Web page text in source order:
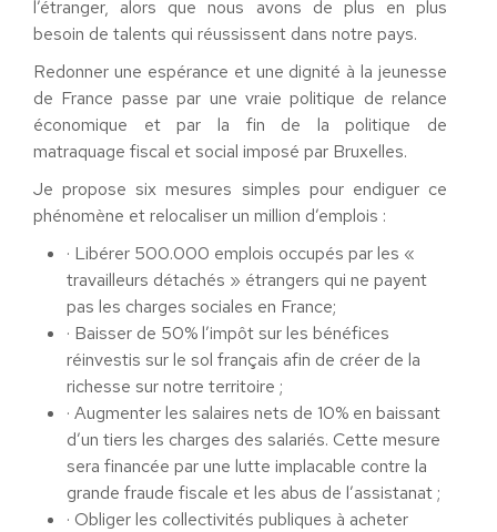
l’étranger, alors que nous avons de plus en plus
besoin de talents qui réussissent dans notre pays.
Redonner une espérance et une dignité à la jeunesse
de France passe par une vraie politique de relance
économique et par la fin de la politique de
matraquage fiscal et social imposé par Bruxelles.
Je propose six mesures simples pour endiguer ce
phénomène et relocaliser un million d’emplois :
· Libérer 500.000 emplois occupés par les «
travailleurs détachés » étrangers qui ne payent
pas les charges sociales en France;
· Baisser de 50% l’impôt sur les bénéfices
réinvestis sur le sol français afin de créer de la
richesse sur notre territoire ;
· Augmenter les salaires nets de 10% en baissant
d’un tiers les charges des salariés. Cette mesure
sera financée par une lutte implacable contre la
grande fraude fiscale et les abus de l’assistanat ;
· Obliger les collectivités publiques à acheter